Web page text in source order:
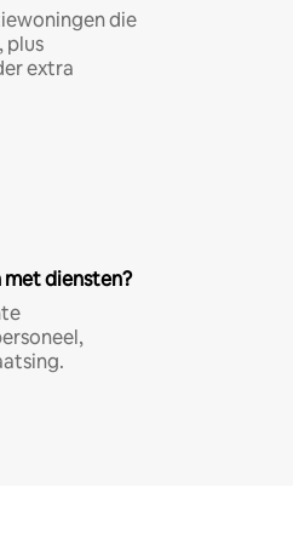
die
plus
extra
diensten?